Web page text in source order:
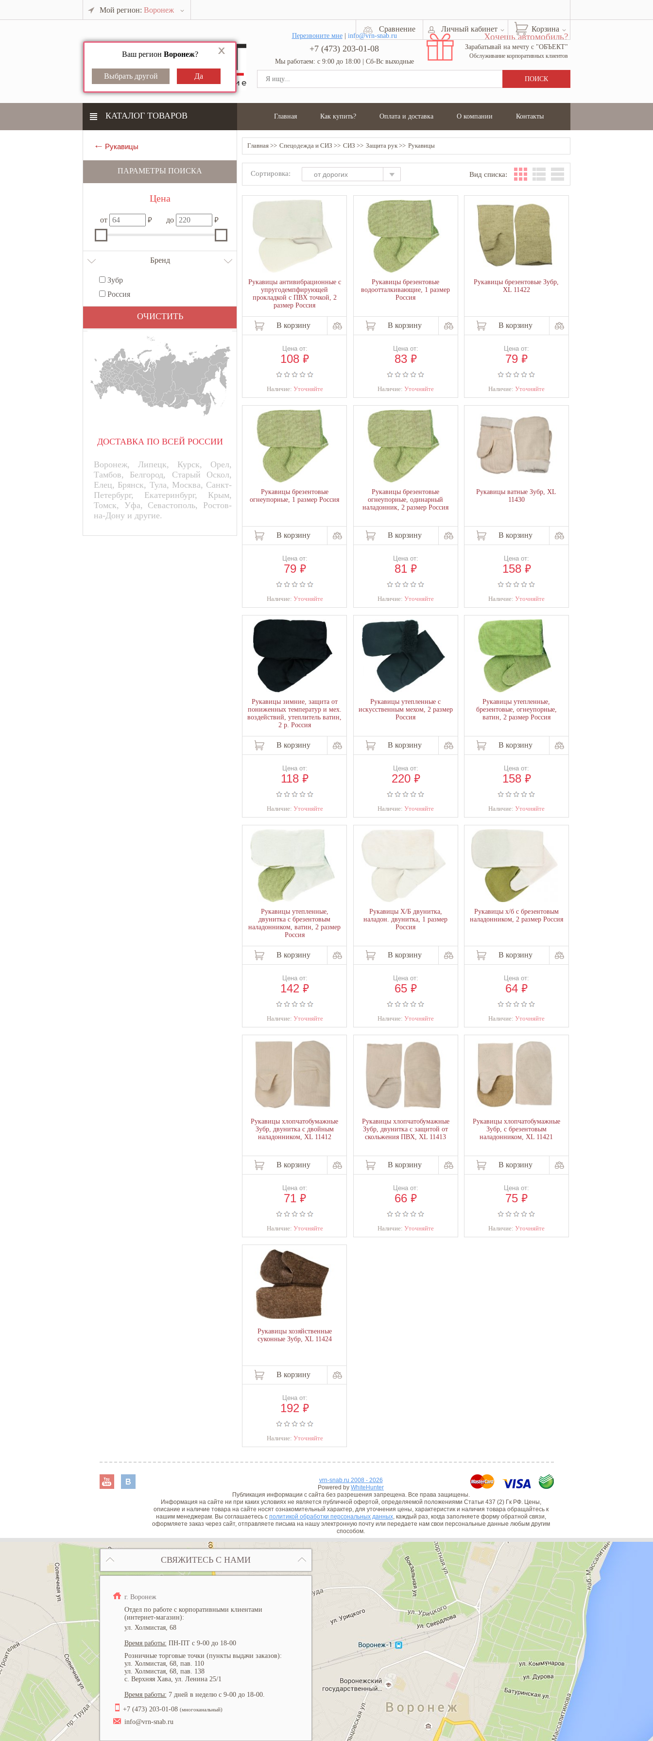
Мой регион: Воронеж
Ваш регион Воронеж?
Корзина
Личный кабинет
Сравнение
Перезвоните мне| info@vrn-snab.ru
+7 (473) 203-01-08
Мы работаем: с 9:00 до 18:00 | Сб-Вс выходные
Хочешь автомобиль?
Зарабатывай на мечту с "ОБЪЕКТ"
Обслуживание корпоративных клиентов
КАТАЛОГ ТОВАРОВ Главная Как купить? Оплата и доставка О компании Контакты
Рукавицы
ПАРАМЕТРЫ ПОИСКА
Цена
от ₽ до ₽
Бренд
Зубр
Россия
ОЧИСТИТЬ
ДОСТАВКА ПО ВСЕЙ РОССИИ
Воронеж, Липецк, Курск, Орел,
Тамбов, Белгород, Старый Оскол,
Елец, Брянск, Тула, Москва, Санкт-
Петербург, Екатеринбург, Крым,
Томск, Уфа, Севастополь, Ростов-
на-Дону и другие.
Главная Спецодежда и СИЗ СИЗ Защита рук Рукавицы
Сортировка: от дорогих Вид списка:
Рукавицы антивибрационные с
упругодемпфирующей
прокладкой с ПВХ точкой, 2
размер Россия
В корзину
Цена от:
108₽
Наличие: Уточняйте
Рукавицы брезентовые
водоотталкивающие, 1 размер
Россия
В корзину
Цена от:
83₽
Наличие:Уточняйте
Рукавицы брезентовые Зубр,
XL 11422
В корзину
Цена от:
79₽
Наличие:Уточняйте
Рукавицы брезентовые
огнеупорные, 1 размер Россия
В корзину
Цена от:
79 ₽
Наличие: Уточняйте
Рукавицы брезентовые
огнеупорные, одинарный
наладонник, 2 размер Россия
В корзину
Цена от:
81₽
Наличие:Уточняйте
Рукавицы ватные Зубр, XL
11430
В корзину
Цена от:
158 ₽
Наличие:Уточняйте
Рукавицы зимние, защита от
пониженных температур и мех.
воздействий, утеплитель ватин,
2 р. Россия
В корзину
Цена от:
118₽
Наличие: Уточняйте
Рукавицы утепленные с
искусственным мехом, 2 размер
Россия
В корзину
Цена от:
220 ₽
Наличие:Уточняйте
Рукавицы утепленные,
брезентовые, огнеупорные,
ватин, 2 размер Россия
В корзину
Цена от:
158 ₽
Наличие:Уточняйте
Рукавицы утепленные,
двунитка с брезентовым
наладонником, ватин, 2 размер
Россия
В корзину
Цена от:
142₽
Наличие: Уточняйте
Рукавицы Х/Б двунитка,
наладон. двунитка, 1 размер
Россия
В корзину
Цена от:
65₽
Наличие:Уточняйте
Рукавицы х/б с брезентовым
наладонником, 2 размер Россия
В корзину
Цена от:
64₽
Наличие:Уточняйте
Рукавицы хлопчатобумажные
Зубр, двунитка с двойным
наладонником, XL 11412
В корзину
Цена от:
71 ₽
Наличие: Уточняйте
Рукавицы хлопчатобумажные
Зубр, двунитка с защитой от
скольжения ПВХ, XL 11413
В корзину
Цена от:
66₽
Наличие:Уточняйте
Рукавицы хлопчатобумажные
Зубр, с брезентовым
наладонником, XL 11421
В корзину
Цена от:
75₽
Наличие:Уточняйте
Рукавицы хозяйственные
суконные Зубр, XL 11424
В корзину
Цена от:
192₽
Наличие: Уточняйте
vrn-snab.ru 2008 - 2026
Powered by WhiteHunter
Публикация информации с сайта без разрешения запрещена. Все права защищены.
Информация на сайте ни при каких условиях не является публичной офертой, определяемой положениями Статьи 437 (2) Гк РФ. Цены,
описание и наличие товара на сайте носят ознакомительный характер, для уточнения цены, характеристик и наличия товара обращайтесь к
нашим менеджерам. Вы соглашаетесь с политикой обработки персональных данных, каждый раз, когда заполняете форму обратной связи,
оформляете заказ через сайт, отправляете письма на нашу электронную почту или передаете нам свои персональные данные любым другим
способом.
СВЯЖИТЕСЬ С НАМИ
г. Воронеж
Отдел по работе с корпоративными клиентами
(интернет-магазин):
ул. Холмистая, 68
Время работы: ПН-ПТ с 9-00 до 18-00
Розничные торговые точки (пункты выдачи заказов):
ул. Холмистая, 68, пав. 110
ул. Холмистая, 68, пав. 138
с. Верхняя Хава, ул. Ленина 25/1
Время работы: 7 дней в неделю с 9-00 до 18-00.
+7 (473) 203-01-08 (многоканальный)
info@vrn-snab.ru